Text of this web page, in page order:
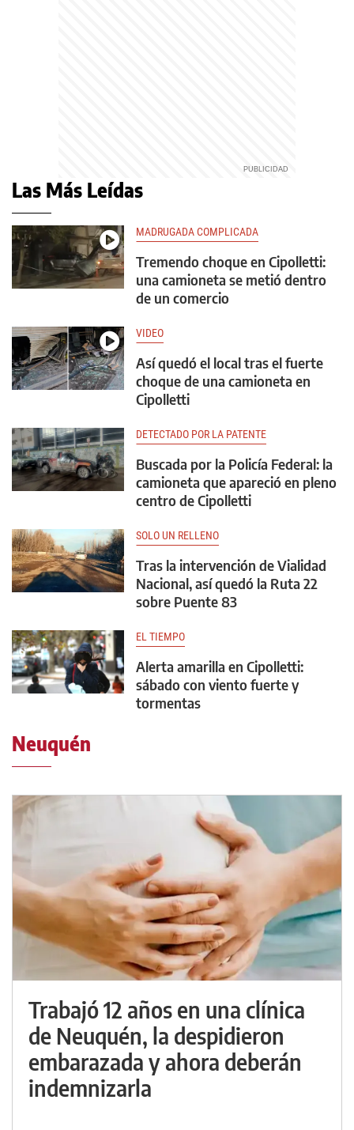
Las Más Leídas
MADRUGADA COMPLICADA
Tremendo choque en Cipolletti:
una camioneta se metió dentro
de un comercio
VIDEO
Así quedó el local tras el fuerte
choque de una camioneta en
Cipolletti
DETECTADO POR LA PATENTE
Buscada por la Policía Federal: la
camioneta que apareció en pleno
centro de Cipolletti
SOLO UN RELLENO
Tras la intervención de Vialidad
Nacional, así quedó la Ruta 22
sobre Puente 83
EL TIEMPO
Alerta amarilla en Cipolletti:
sábado con viento fuerte y
tormentas
Neuquén
Trabajó 12 años en una clínica
de Neuquén, la despidieron
embarazada y ahora deberán
indemnizarla